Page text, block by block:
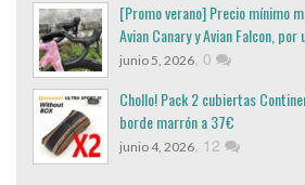
[Promo verano] Precio mínimo
Avian Canary y Avian Falcon,
junio 5, 2026, 0
Chollo! Pack 2 cubiertas
borde marrón a 37€
junio 4, 2026, 12